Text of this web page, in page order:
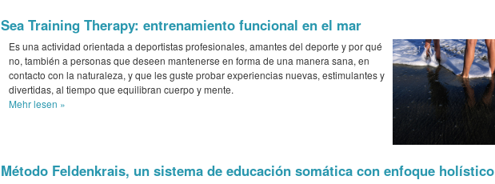
Sea Training Therapy: entrenamiento funcional en el mar
Es una actividad orientada a deportistas profesionales, amantes del deporte y por qué
no, también a personas que deseen mantenerse en forma de una manera sana, en
contacto con la naturaleza, y que les guste probar experiencias nuevas, estimulantes y
divertidas, al tiempo que equilibran cuerpo y mente.
Mehrlesen »
Método Feldenkrais, un sistema de educación somática con enfoque holístico